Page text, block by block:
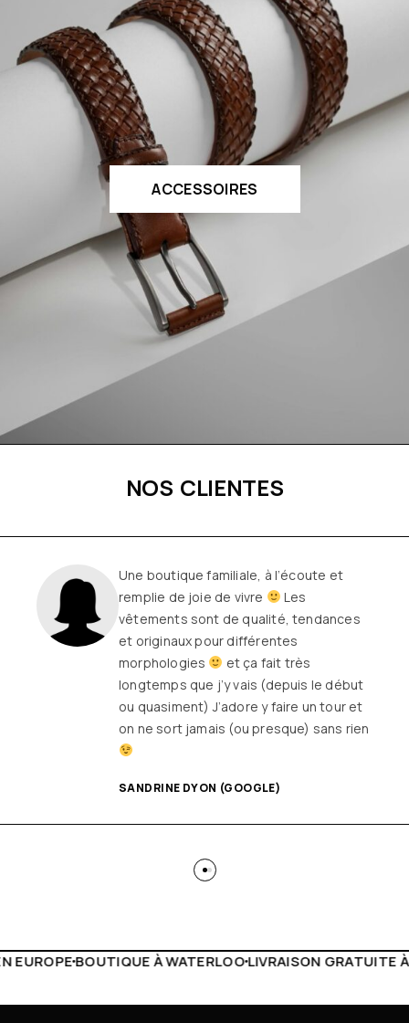
ACCESSOIRES
NOS CLIENTES
Une boutique familiale, à l’écoute et
remplie de joie de vivre
Les
vêtements sont de qualité, tendances
et originaux pour différentes
morphologies
et ça fait très
longtemps que j’y vais (depuis le début
ou quasiment) J’adore y faire un tour et
on ne sort jamais (ou presque) sans rien
SANDRINE DYON (GOOGLE)
LIVRAISON GRATUITE À PARTIR DE 150€LIVE